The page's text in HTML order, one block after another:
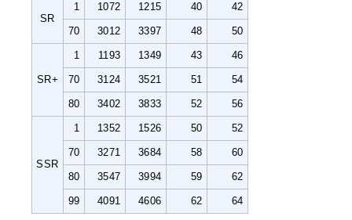
SR
1 1072 1215 40 42
70 3012 3397 48 50
SR+
1 1193 1349 43 46
70 3124 3521 51 54
80 3402 3833 52 56
SSR
1 1352 1526 50 52
70 3271 3684 58 60
80 3547 3994 59 62
99 4091 4606 62 64